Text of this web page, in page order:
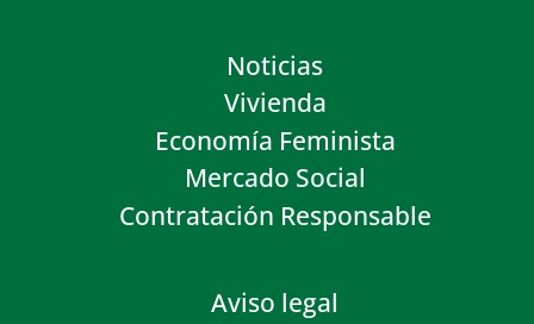
Noticias
Vivienda
Economía Feminista
Mercado Social
Contratación Responsable
Aviso legal